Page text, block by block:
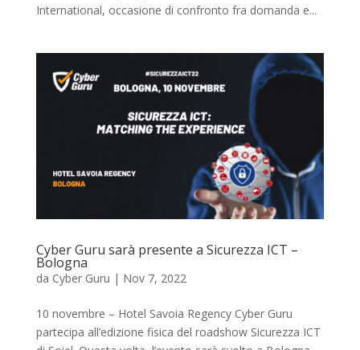
International, occasione di confronto fra domanda e...
Cyber Guru sarà presente a Sicurezza ICT –
Bologna
da Cyber Guru | Nov 7, 2022
10 novembre – Hotel Savoia Regency Cyber Guru
partecipa all’edizione fisica del roadshow Sicurezza ICT